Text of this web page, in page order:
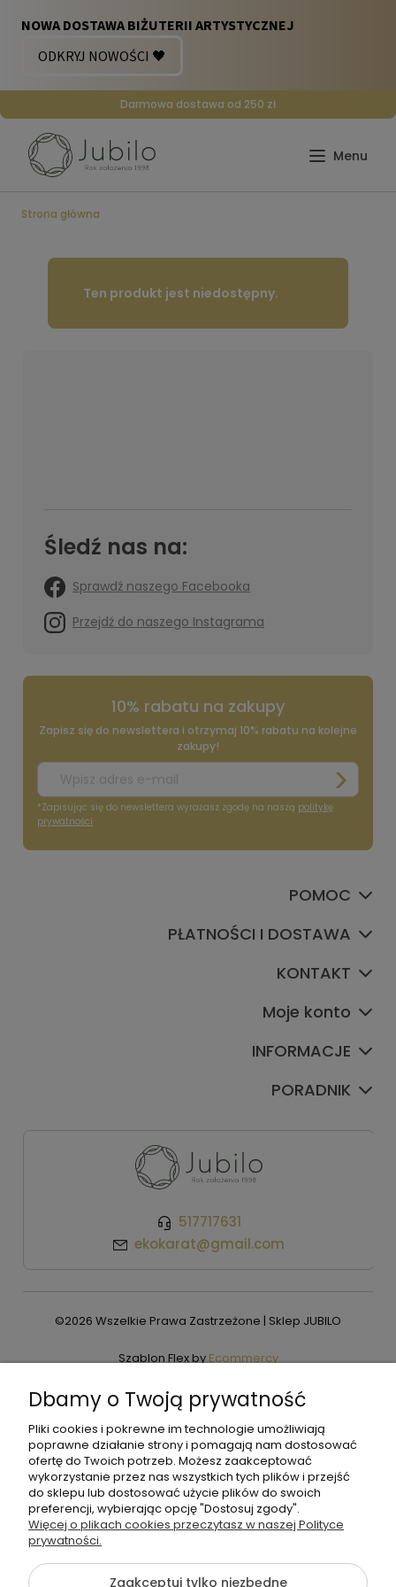
Darmowa dostawa od 250 zł
Strona główna
Ten produkt jest niedostępny.
Śledź nas na:
Sprawdź naszego Facebooka
Przejdź do naszego Instagrama
10% rabatu na zakupy
Zapisz się do newslettera i otrzymaj 10% rabatu na kolejne
zakupy!
*Zapisując się do newslettera wyrażasz zgodę na naszą politykę
prywatności
POMOC
PŁATNOŚCI I DOSTAWA
KONTAKT
Moje konto
INFORMACJE
PORADNIK
517717631
ekokarat@gmail.com
©2026 Wszelkie Prawa Zastrzeżone | Sklep JUBILO
Szablon Flex byEcommercy
Pokaż pełną wersję strony
Dbamy o Twoją prywatność
Pliki cookies i pokrewne im technologie umożliwiają
poprawne działanie strony i pomagają nam dostosować
ofertę do Twoich potrzeb. Możesz zaakceptować
wykorzystanie przez nas wszystkich tych plików i przejść
do sklepu lub dostosować użycie plików do swoich
preferencji, wybierając opcję "Dostosuj zgody".
Więcej o plikach cookies przeczytasz w naszej Polityce
prywatności.
Zaakceptuj tylko niezbędne